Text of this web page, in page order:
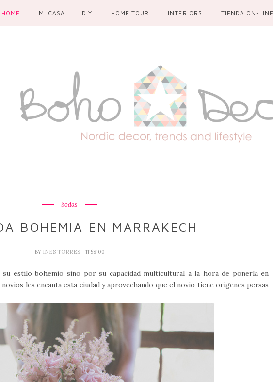
HOME MI CASA DIY HOME TOUR INTERIORS TIENDA ON-LINE
bodas
BOHEMIA EN MARRAKECH
BY INES TORRES - 11:58:00
estilo bohemio sino por su capacidad multicultural a la hora de ponerla en
les encanta esta ciudad y aprovechando que el novio tiene orígenes persas